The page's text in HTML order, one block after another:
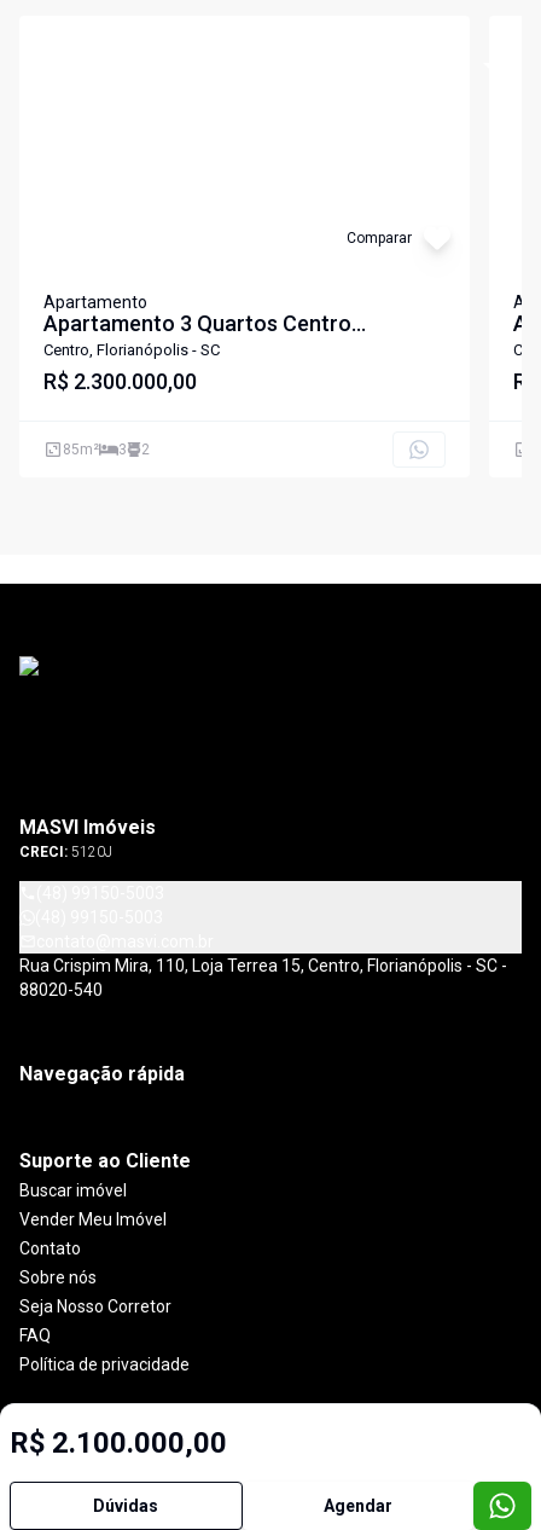
Comparar
Apartamento
Apartamento 3 Quartos Centro
Florianópolis
Centro, Florianópolis - SC
R$ 2.300.000,00
85m² 3 2
R$ 2.100.000,00
Dúvidas Agendar
MASVI Imóveis
CRECI: 5120J
Rua Crispim Mira, 110, Loja Terrea 15, Centro, Florianópolis - SC -
88020-540
Navegação rápida
Suporte ao Cliente
Buscar imóvel
Vender Meu Imóvel
Contato
Sobre nós
Seja Nosso Corretor
FAQ
Política de privacidade
Imobiliária Certificada:
Selo de Tecnologia Loft